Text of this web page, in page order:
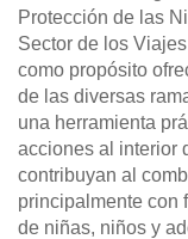
Protección de las
Sector de los
como propósito
de las diversas
una herramienta
acciones al interior
contribuyan al
principalmente con
de niñas, niños y